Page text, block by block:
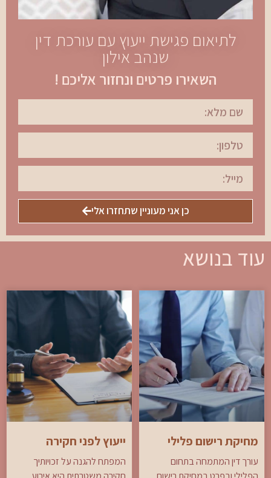
לתיאום פגישת ייעוץ עם עורכת דין
שנהב אילון
השאירו פרטים ונחזור אליכם !
כן אני מעוניין שתחזרו אלי
עוד בנושא
מחיקת רישום פלילי
עורך דין המתמחה בתחום
ייעוץ לפני חקירה
המפתח להגנה על זכויותיך